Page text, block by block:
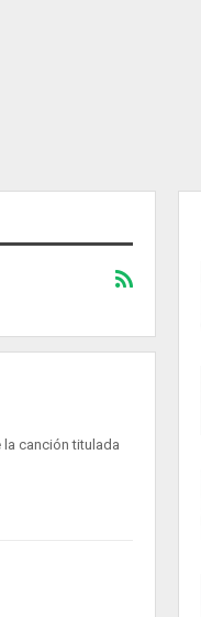
la canción titulada